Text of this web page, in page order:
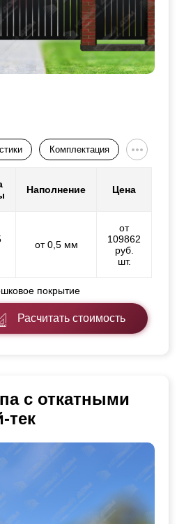
Комплектация
Наполнение Цена
от 0,5 мм
от
109862
руб.
шт.
покрытие
Расчитать стоимость
с откатными
тек